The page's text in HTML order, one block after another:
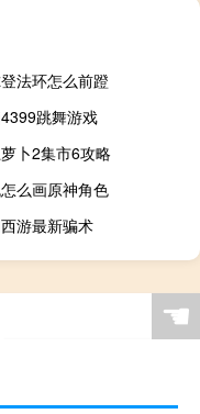
法环怎么前蹬
跳舞游戏
卜2集市6攻略
么画原神角色
游最新骗术
☚